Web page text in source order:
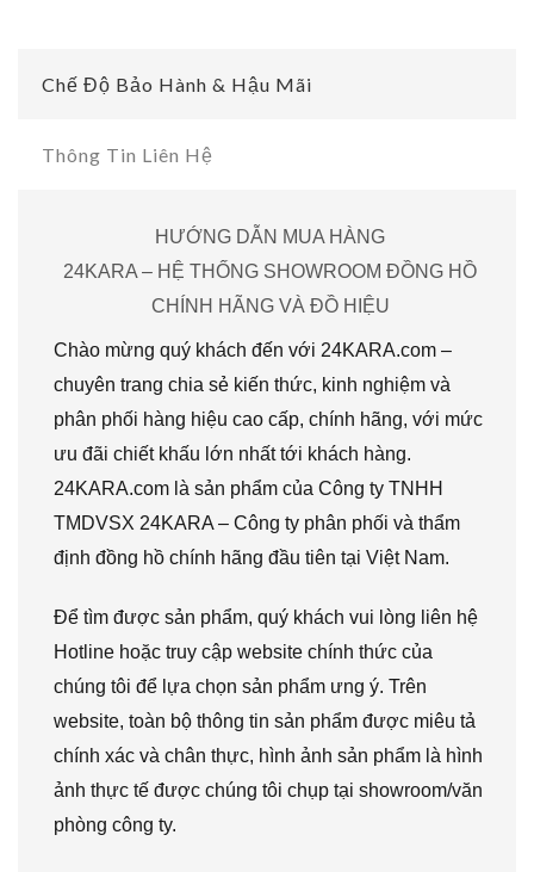
Chế Độ Bảo Hành & Hậu Mãi
Thông Tin Liên Hệ
HƯỚNG DẪN MUA HÀNG
24KARA – HỆ THỐNG SHOWROOM ĐỒNG HỒ
CHÍNH HÃNG VÀ ĐỒ HIỆU
Chào mừng quý khách đến với 24KARA.com –
chuyên trang chia sẻ kiến thức, kinh nghiệm và
phân phối hàng hiệu cao cấp, chính hãng, với mức
ưu đãi chiết khấu lớn nhất tới khách hàng.
24KARA.com là sản phẩm của Công ty TNHH
TMDVSX 24KARA – Công ty phân phối và thẩm
định đồng hồ chính hãng đầu tiên tại Việt Nam.
Để tìm được sản phẩm, quý khách vui lòng liên hệ
Hotline hoặc truy cập website chính thức của
chúng tôi để lựa chọn sản phẩm ưng ý. Trên
website, toàn bộ thông tin sản phẩm được miêu tả
chính xác và chân thực, hình ảnh sản phẩm là hình
ảnh thực tế được chúng tôi chụp tại showroom/văn
phòng công ty.